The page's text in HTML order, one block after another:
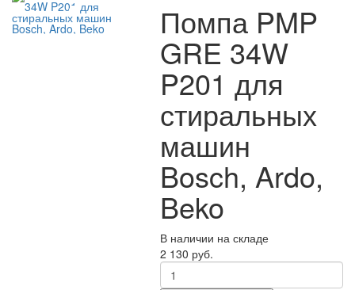
Помпа PMP
GRE 34W
P201 для
стиральных
машин
Bosch, Ardo,
Beko
В наличии на складе
2 130 руб.